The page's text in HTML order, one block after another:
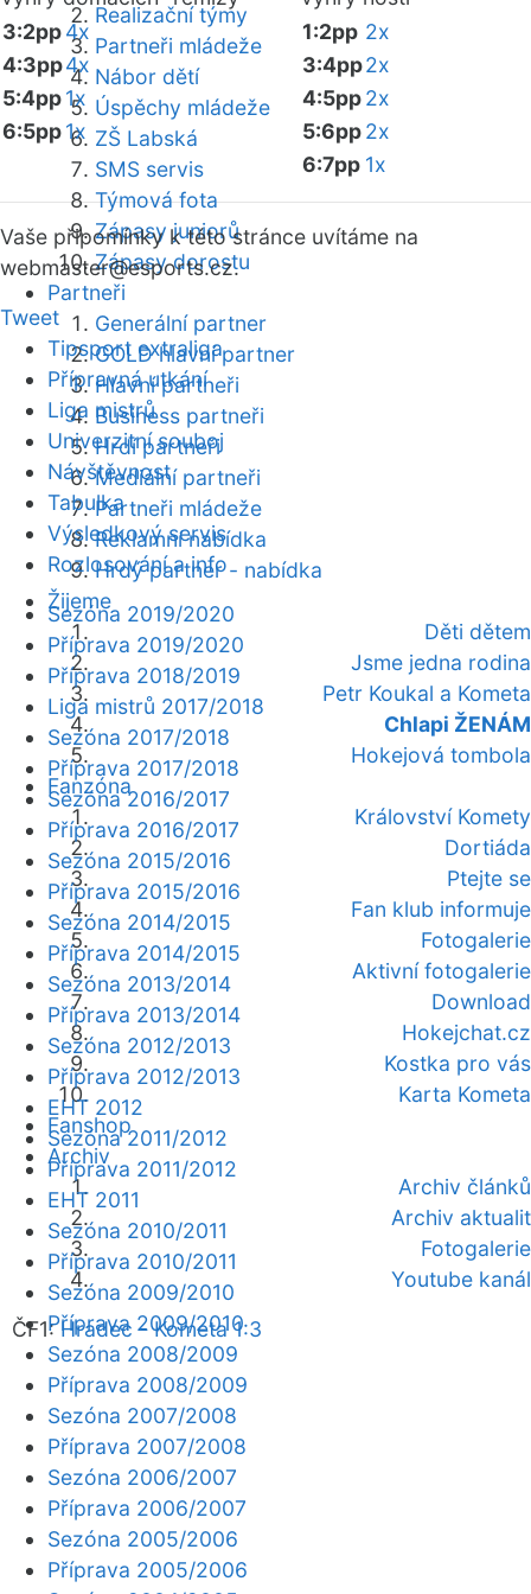
Realizační týmy
Partneři mládeže
Nábor dětí
Úspěchy mládeže
ZŠ Labská
SMS servis
Týmová fota
Zápasy juniorů
Zápasy dorostu
Partneři
Generální partner
GOLD hlavní partner
Hlavní partneři
Business partneři
Hrdí partneři
Mediální partneři
Partneři mládeže
Reklamní nabídka
Hrdý partner - nabídka
Žijeme
Děti dětem
Jsme jedna rodina
Petr Koukal a Kometa
Chlapi ŽENÁM
Hokejová tombola
Fanzóna
Království Komety
Dortiáda
Ptejte se
Fan klub informuje
Fotogalerie
Aktivní fotogalerie
Download
Hokejchat.cz
Kostka pro vás
Karta Kometa
Fanshop
Archiv
Archiv článků
Archiv aktualit
Fotogalerie
Youtube kanál
ČF1:Hradec - Kometa 1:3
3:2pp4x
4:3pp4x
5:4pp1x
6:5pp1x
1:2pp 2x
3:4pp2x
4:5pp2x
5:6pp2x
6:7pp 1x
Vaše připomínky k této stránce uvítáme na
webmaster@esports.cz.
Tweet
Tipsport extraliga
Přípravná utkání
Liga mistrů
Univerzitní souboj
Návštěvnost
Tabulka
Výsledkový servis
Rozlosování a info
Sezóna 2019/2020
Příprava 2019/2020
Příprava 2018/2019
Liga mistrů 2017/2018
Sezóna 2017/2018
Příprava 2017/2018
Sezóna 2016/2017
Příprava 2016/2017
Sezóna 2015/2016
Příprava 2015/2016
Sezóna 2014/2015
Příprava 2014/2015
Sezóna 2013/2014
Příprava 2013/2014
Sezóna 2012/2013
Příprava 2012/2013
EHT 2012
Sezóna 2011/2012
Příprava 2011/2012
EHT 2011
Sezóna 2010/2011
Příprava 2010/2011
Sezóna 2009/2010
Příprava 2009/2010
Sezóna 2008/2009
Příprava 2008/2009
Sezóna 2007/2008
Příprava 2007/2008
Sezóna 2006/2007
Příprava 2006/2007
Sezóna 2005/2006
Příprava 2005/2006